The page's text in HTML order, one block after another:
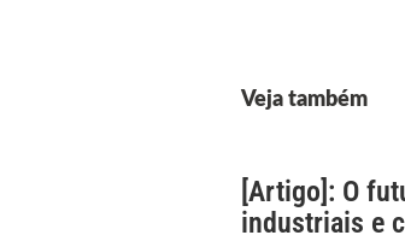
Veja também
[Artigo]: O
industriais e